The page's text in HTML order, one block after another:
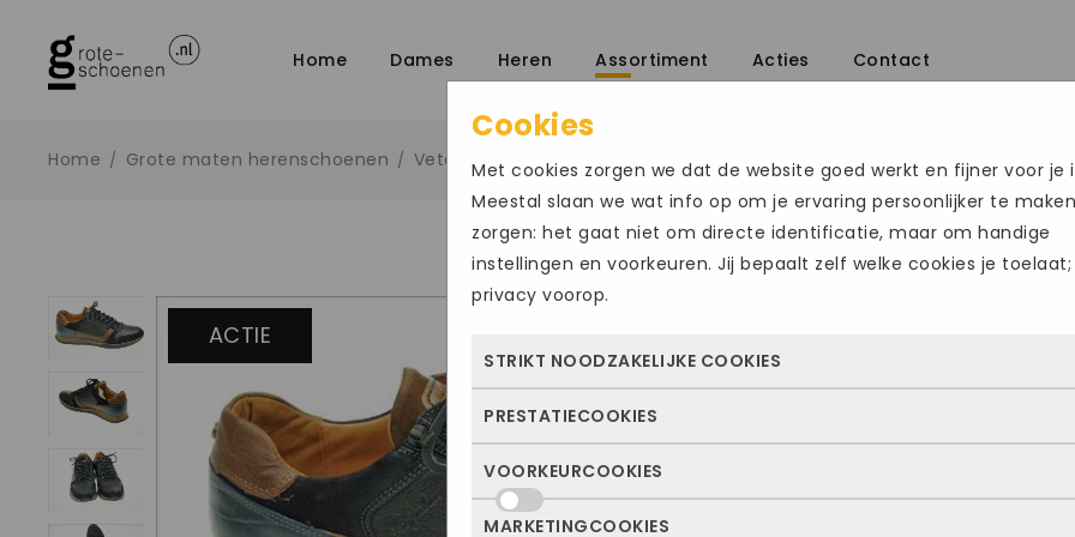
Home Dames Heren Assortiment Acties Contact
Home / Grote maten herenschoenen / Veter sportief /
ACTIE AUSTRALIAN
€159.95 €109.00
48
50
Cookies
Met cookies zorgen we dat de website goed werkt en fijner voor je
Meestal slaan we wat info op om je ervaring persoonlijker te
zorgen: het gaat niet om directe identificatie, maar om handige
instellingen en voorkeuren. Jij bepaalt zelf welke cookies je toelaat;
privacy voorop.
STRIKT NOODZAKELIJKE COOKIES
Deze cookies zorgen ervoor dat de website überhaupt werkt. Ze
dus altijd actief en kunnen niet worden uitgezet. Meestal worden
alleen geplaatst als jij iets doet, zoals inloggen, een formulier
of je privacyvoorkeuren opslaan. Je kunt je browser zo instellen
PRESTATIECOOKIES
Met deze cookies zien we hoe vaak onze site bezocht wordt, waar
bezoekers vandaan komen en welke pagina’s populair zijn. Zo
VOORKEURCOOKIES
MARKETINGCOOKIES